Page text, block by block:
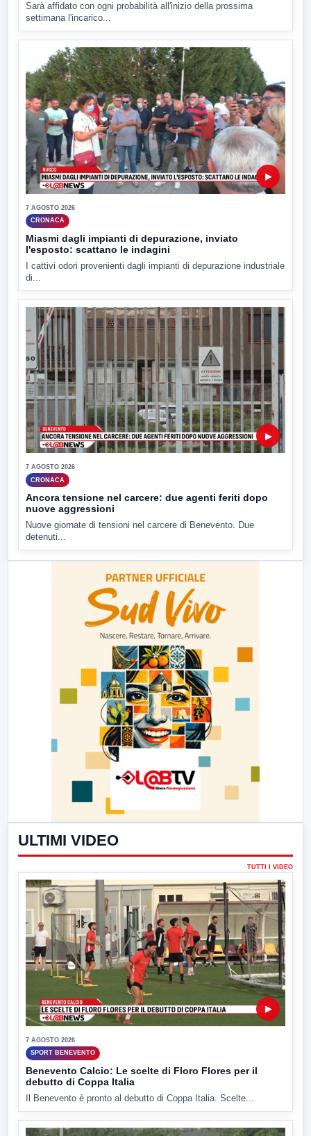
Sarà affidato con ogni probabilità all'inizio della prossima
settimana l'incarico...
▶
7 AGOSTO 2026
CRONACA
Miasmi dagli impianti di depurazione, inviato
l'esposto: scattano le indagini
I cattivi odori provenienti dagli impianti di depurazione industriale
di...
▶
7 AGOSTO 2026
CRONACA
Ancora tensione nel carcere: due agenti feriti dopo
nuove aggressioni
Nuove giornate di tensioni nel carcere di Benevento. Due
detenuti...
ULTIMI VIDEO
TUTTI I VIDEO
▶
7 AGOSTO 2026
SPORT BENEVENTO
Benevento Calcio: Le scelte di Floro Flores per il
debutto di Coppa Italia
Il Benevento è pronto al debutto di Coppa Italia. Scelte...